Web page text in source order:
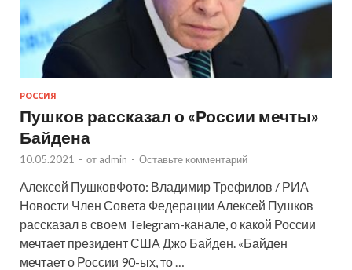
РОССИЯ
Пушков рассказал о «России мечты»
Байдена
10.05.2021 - от admin - Оставьте комментарий
Алексей ПушковФото: Владимир Трефилов / РИА
Новости Член Совета Федерации Алексей Пушков
рассказал в своем Telegram-канале, о какой России
мечтает президент США Джо Байден. «Байден
мечтает о России 90-ых, то …